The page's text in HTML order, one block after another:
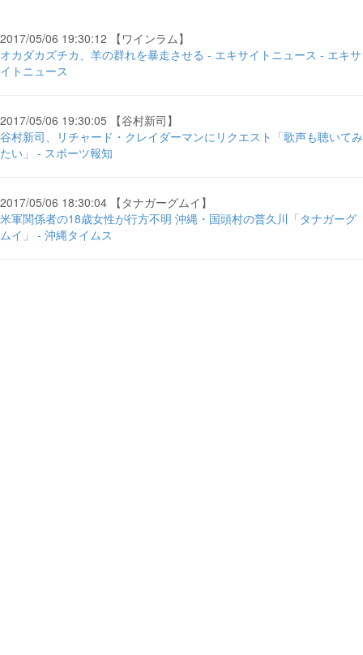
2017/05/06 19:30:12 【ワインラム】
オカダカズチカ、羊の群れを暴走させる - エキサイトニュース - エキサ
イトニュース
2017/05/06 19:30:05 【谷村新司】
谷村新司、リチャード・クレイダーマンにリクエスト「歌声も聴いてみ
たい」 - スポーツ報知
2017/05/06 18:30:04 【タナガーグムイ】
米軍関係者の18歳女性が行方不明 沖縄・国頭村の普久川「タナガーグ
ムイ」 - 沖縄タイムス